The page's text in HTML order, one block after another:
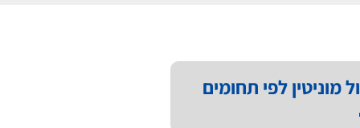
מוניטין לפי תחומים